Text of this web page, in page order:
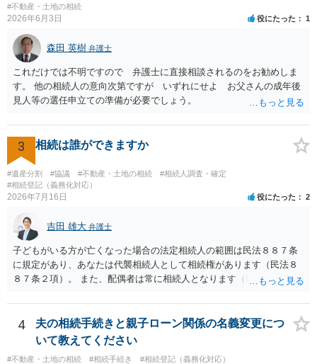
いということですが、遺産はあるので、遺産分割が終わったら弁護士
費用を 支払うという内容でも受任してもらえる可能性はあると思いま
す。 弁護士にメール等でそのようなことが可能か問い合わせしてみ
たらよいと思います。
#不動産・土地の相続
2026年6月3日 役にたった 1
森田 英樹 弁護士
これだけでは不明ですので 弁護士に直接相談されるのをお勧めしま
す。 他の相続人の意向次第ですが いずれにせよ お父さんの成年後
見人等の選任申立ての準備が必要でしょう。
3 相続は誰ができますか
#遺産分割 #協議 #不動産・土地の相続
#相続人調査・確定
#相続登記（義務化対応）
2026年7月16日 役にたった 2
吉田 雄大 弁護士
子どもがいる方が亡くなった場合の法定相続人の範囲は民法８８７条
に規定があり、あなたは代襲相続人として相続権があります（民法８
８７条２項）。 また、配偶者は常に相続人となります（民法８９０
も相続権があります。つまり、孫５人に加えて「おじ又はおば」にも
相続権がある可能性があります。
4
夫の相続手続きと親子ローン関係の名義変更につ
いて教えてください
#不動産・土地の相続 #相続手続き #相続登記（義務化対応）